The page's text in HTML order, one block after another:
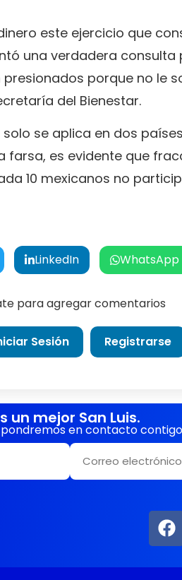
este ejercicio que
una verdadera consulta
porque no le
del Bienestar.
se aplica en dos
farsa, es evidente que
10 mexicanos no
LinkedIn WhatsApp
para agregar comentarios
Sesión Registrarse
mejor San Luis.
en contacto